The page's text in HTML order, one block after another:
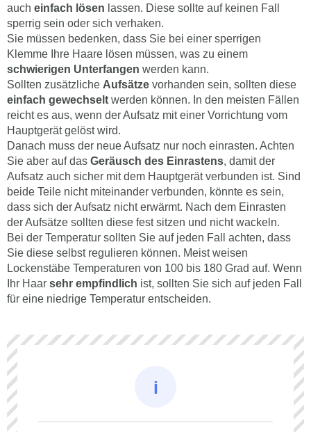
auch einfach lösen lassen. Diese sollte auf keinen Fall
sperrig sein oder sich verhaken.
Sie müssen bedenken, dass Sie bei einer sperrigen
Klemme Ihre Haare lösen müssen, was zu einem
schwierigen Unterfangen werden kann.
Sollten zusätzliche Aufsätze vorhanden sein, sollten diese
einfach gewechselt werden können. In den meisten Fällen
reicht es aus, wenn der Aufsatz mit einer Vorrichtung vom
Hauptgerät gelöst wird.
Danach muss der neue Aufsatz nur noch einrasten. Achten
Sie aber auf das Geräusch des Einrastens, damit der
Aufsatz auch sicher mit dem Hauptgerät verbunden ist. Sind
beide Teile nicht miteinander verbunden, könnte es sein,
dass sich der Aufsatz nicht erwärmt. Nach dem Einrasten
der Aufsätze sollten diese fest sitzen und nicht wackeln.
Bei der Temperatur sollten Sie auf jeden Fall achten, dass
Sie diese selbst regulieren können. Meist weisen
Lockenstäbe Temperaturen von 100 bis 180 Grad auf. Wenn
Ihr Haar sehr empfindlich ist, sollten Sie sich auf jeden Fall
für eine niedrige Temperatur entscheiden.